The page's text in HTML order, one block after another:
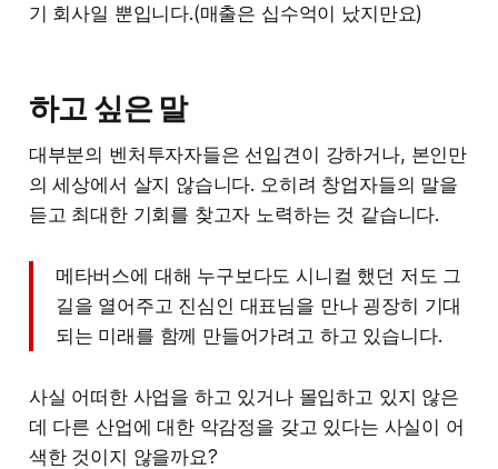
기 회사일 뿐입니다.(매출은 십수억이 났지만요)
하고 싶은 말
대부분의 벤처투자자들은 선입견이 강하거나, 본인만
의 세상에서 살지 않습니다. 오히려 창업자들의 말을
듣고 최대한 기회를 찾고자 노력하는 것 같습니다.
메타버스에 대해 누구보다도 시니컬 했던 저도 그
길을 열어주고 진심인 대표님을 만나 굉장히 기대
되는 미래를 함께 만들어가려고 하고 있습니다.
사실 어떠한 사업을 하고 있거나 몰입하고 있지 않은
데 다른 산업에 대한 악감정을 갖고 있다는 사실이 어
색한 것이지 않을까요?